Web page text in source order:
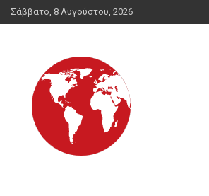
Skip
to
Σάββατο, 8 Αυγούστου, 2026